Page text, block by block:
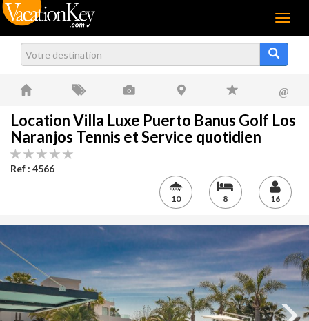
Menu
@
Location Villa Luxe Puerto Banus Golf Los
Naranjos Tennis et Service quotidien
Ref : 4566
10 8 16